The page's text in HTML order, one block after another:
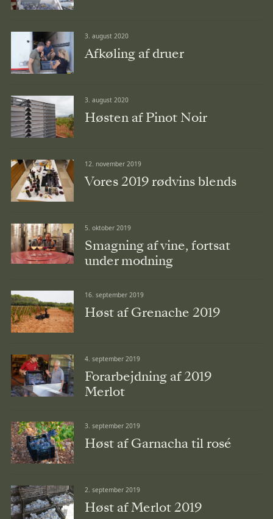
3. august 2020
Afkøling af druer
3. august 2020
Høsten af Pinot Noir
12. november 2019
Vores 2019 rødvins blends
5. oktober 2019
Smagning af vine, fortsat
under modning
16. september 2019
Høst af Grenache 2019
4. september 2019
Forarbejdning af 2019
Merlot
3. september 2019
Høst af Garnacha til rosé
2. september 2019
Høst af Merlot 2019